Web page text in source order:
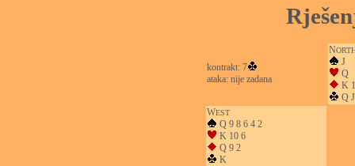
kontrakt: 7
ataka: nije zadana
N
J
Q
K
Q
WEST
Q 9 8 6 4 2
K 10 6
Q 9 2
K